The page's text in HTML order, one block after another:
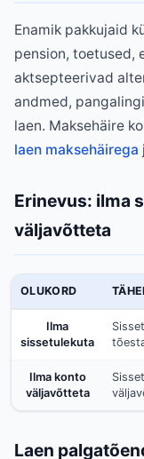
Enamik pakkujaid
pension, toetused,
aktsepteerivad
andmed,
laen. Maksehäire
laen maksehäirega
Erinevus: ilma
väljavõtteta
OLUKORD
Ilma
sissetulekuta
Ilma konto
väljavõtteta
Laen